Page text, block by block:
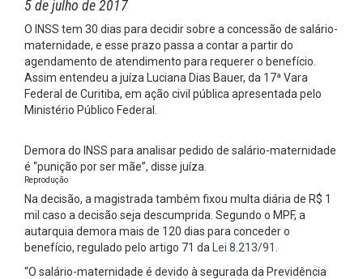
5 de julho de 2017
O INSS tem 30 dias para decidir sobre a concessão de salário-
maternidade, e esse prazo passa a contar a partir do
agendamento de atendimento para requerer o benefício.
Assim entendeu a juíza Luciana Dias Bauer, da 17ª Vara
Federal de Curitiba, em ação civil pública apresentada pelo
Ministério Público Federal.
Demora do INSS para analisar pedido de salário-maternidade
é “punição por ser mãe”, disse juíza.
Reprodução
Na decisão, a magistrada também fixou multa diária de R$ 1
mil caso a decisão seja descumprida. Segundo o MPF, a
autarquia demora mais de 120 dias para conceder o
benefício, regulado pelo artigo 71 da
Lei 8.213/91
“O salário-maternidade é devido à segurada da Previdência